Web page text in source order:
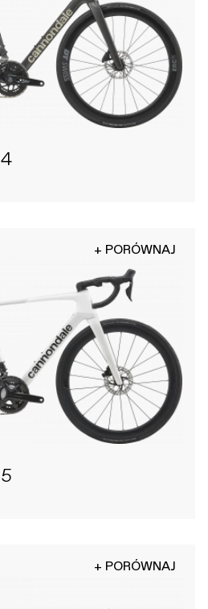
+ PORÓWNAJ
+ PORÓWNAJ